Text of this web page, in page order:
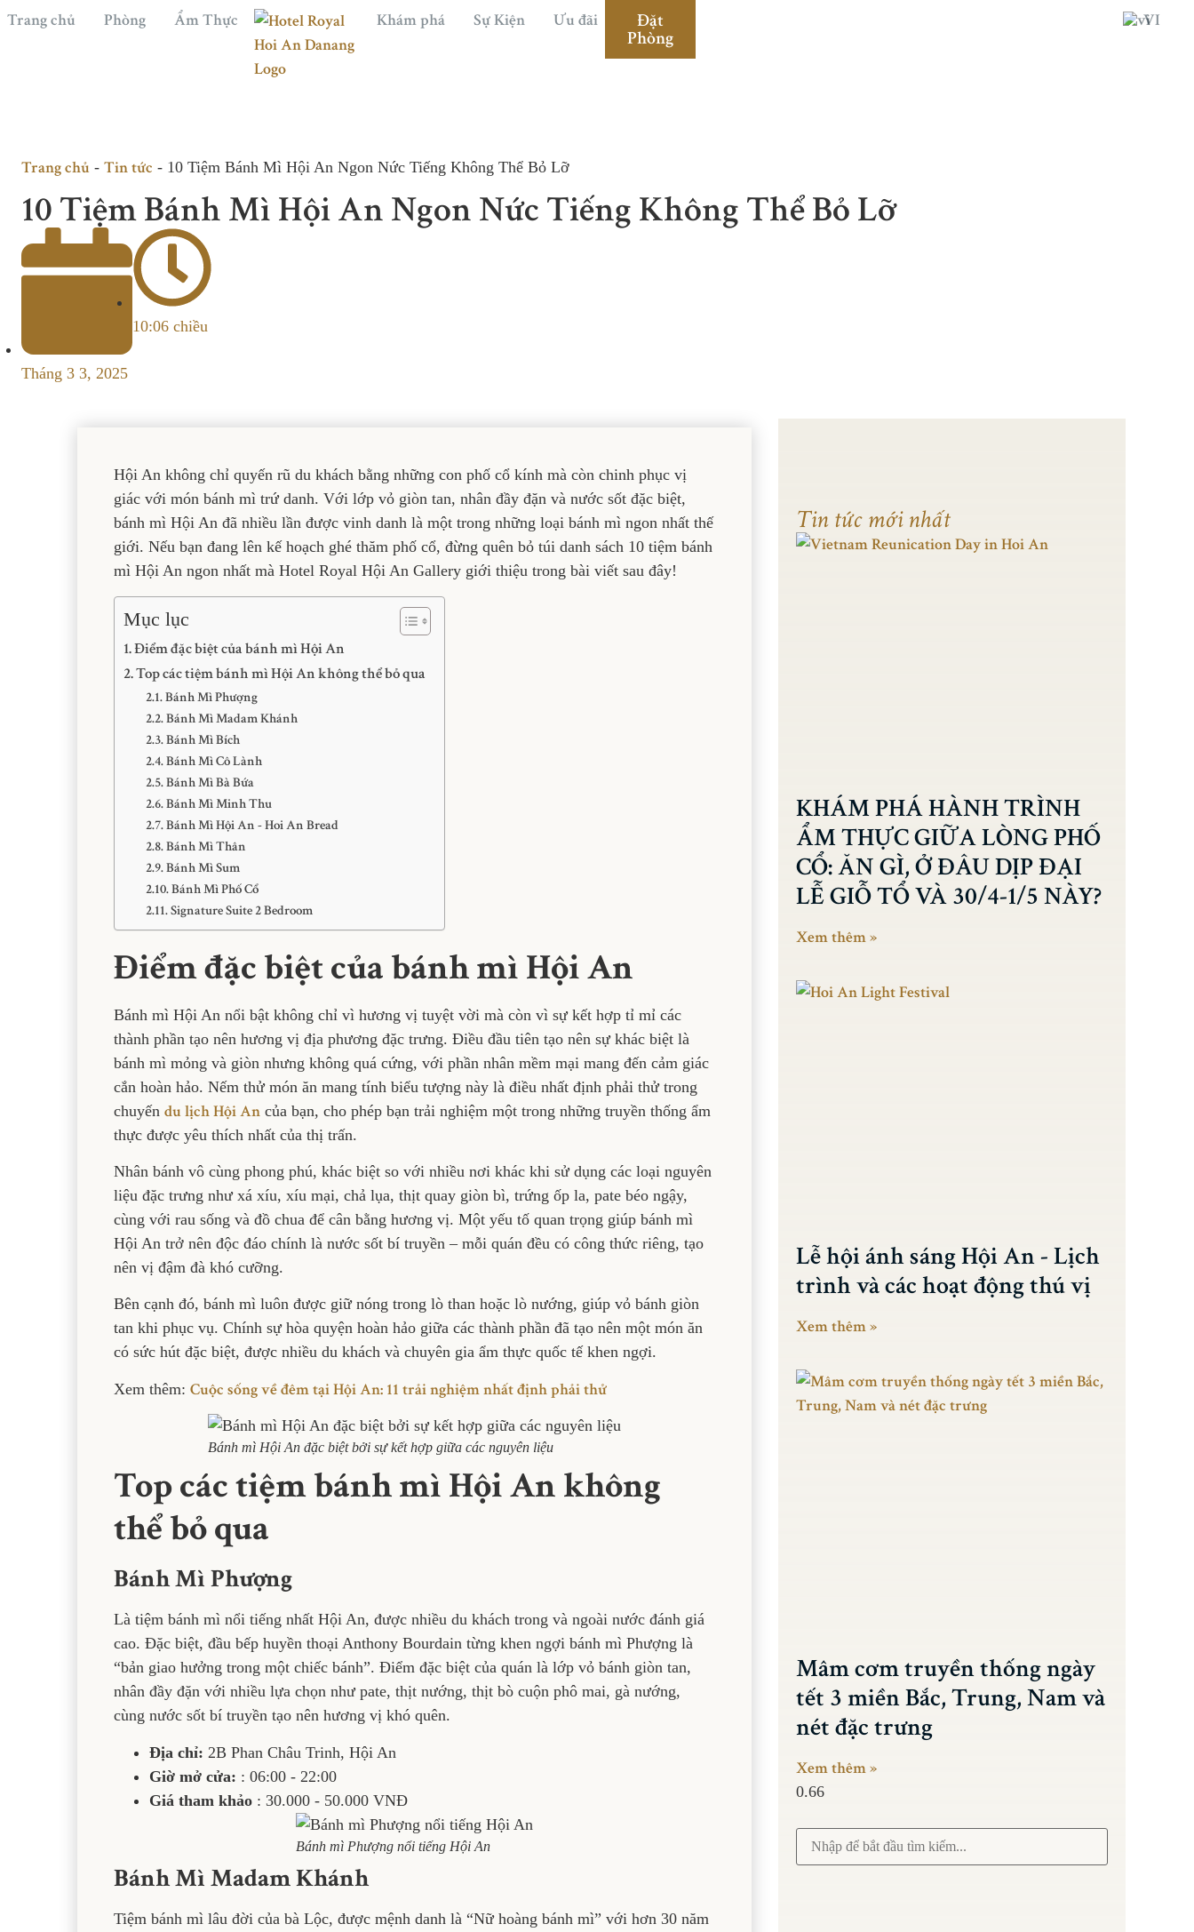
Trang chủ Phòng Ẩm Thực Khám phá Sự Kiện Ưu đãi Đặt
Phòng
VI
Trang chủ - Tin tức - 10 Tiệm Bánh Mì Hội An Ngon Nức Tiếng Không Thể Bỏ Lỡ
10 Tiệm Bánh Mì Hội An Ngon Nức Tiếng Không Thể Bỏ Lỡ
Tháng 3 3, 2025
10:06 chiều
Hội An không chỉ quyến rũ du khách bằng những con phố cổ kính mà còn chinh phục vị
giác với món bánh mì trứ danh. Với lớp vỏ giòn tan, nhân đầy đặn và nước sốt đặc biệt,
bánh mì Hội An đã nhiều lần được vinh danh là một trong những loại bánh mì ngon nhất thế
giới. Nếu bạn đang lên kế hoạch ghé thăm phố cổ, đừng quên bỏ túi danh sách 10 tiệm bánh
mì Hội An ngon nhất mà Hotel Royal Hội An Gallery giới thiệu trong bài viết sau đây!
Mục lục
Điểm đặc biệt của bánh mì Hội An
Top các tiệm bánh mì Hội An không thể bỏ qua
Bánh Mì Phượng
Bánh Mì Madam Khánh
Bánh Mì Bích
Bánh Mì Cô Lành
Bánh Mì Bà Bứa
Bánh Mì Minh Thu
Bánh Mì Hội An - Hoi An Bread
Bánh Mì Thân
Bánh Mì Sum
Bánh Mì Phố Cổ
Signature Suite 2 Bedroom
Điểm đặc biệt của bánh mì Hội An
Bánh mì Hội An nổi bật không chỉ vì hương vị tuyệt vời mà còn vì sự kết hợp tỉ mỉ các
thành phần tạo nên hương vị địa phương đặc trưng. Điều đầu tiên tạo nên sự khác biệt là
bánh mì mỏng và giòn nhưng không quá cứng, với phần nhân mềm mại mang đến cảm giác
cắn hoàn hảo. Nếm thử món ăn mang tính biểu tượng này là điều nhất định phải thử trong
chuyến du lịch Hội An của bạn, cho phép bạn trải nghiệm một trong những truyền thống ẩm
thực được yêu thích nhất của thị trấn.
Nhân bánh vô cùng phong phú, khác biệt so với nhiều nơi khác khi sử dụng các loại nguyên
liệu đặc trưng như xá xíu, xíu mại, chả lụa, thịt quay giòn bì, trứng ốp la, pate béo ngậy,
cùng với rau sống và đồ chua để cân bằng hương vị. Một yếu tố quan trọng giúp bánh mì
Hội An trở nên độc đáo chính là nước sốt bí truyền – mỗi quán đều có công thức riêng, tạo
nên vị đậm đà khó cưỡng.
Bên cạnh đó, bánh mì luôn được giữ nóng trong lò than hoặc lò nướng, giúp vỏ bánh giòn
tan khi phục vụ. Chính sự hòa quyện hoàn hảo giữa các thành phần đã tạo nên một món ăn
có sức hút đặc biệt, được nhiều du khách và chuyên gia ẩm thực quốc tế khen ngợi.
Xem thêm: Cuộc sống về đêm tại Hội An: 11 trải nghiệm nhất định phải thử
Bánh mì Hội An đặc biệt bởi sự kết hợp giữa các nguyên liệu
Top các tiệm bánh mì Hội An không
thể bỏ qua
Bánh Mì Phượng
Là tiệm bánh mì nổi tiếng nhất Hội An, được nhiều du khách trong và ngoài nước đánh giá
cao. Đặc biệt, đầu bếp huyền thoại Anthony Bourdain từng khen ngợi bánh mì Phượng là
“bản giao hưởng trong một chiếc bánh”. Điểm đặc biệt của quán là lớp vỏ bánh giòn tan,
nhân đầy đặn với nhiều lựa chọn như pate, thịt nướng, thịt bò cuộn phô mai, gà nướng,
cùng nước sốt bí truyền tạo nên hương vị khó quên.
Địa chỉ: 2B Phan Châu Trinh, Hội An
Giờ mở cửa: : 06:00 - 22:00
Giá tham khảo: 30.000 - 50.000 VNĐ
Bánh mì Phượng nổi tiếng Hội An
Bánh Mì Madam Khánh
Tiệm bánh mì lâu đời của bà Lộc, được mệnh danh là “Nữ hoàng bánh mì” với hơn 30 năm
Tin tức mới nhất
KHÁM PHÁ HÀNH TRÌNH
ẨM THỰC GIỮA LÒNG PHỐ
CỔ: ĂN GÌ, Ở ĐÂU DỊP ĐẠI
LỄ GIỖ TỔ VÀ 30/4-1/5 NÀY?
Xem thêm »
Lễ hội ánh sáng Hội An - Lịch
trình và các hoạt động thú vị
Xem thêm »
Mâm cơm truyền thống ngày
tết 3 miền Bắc, Trung, Nam và
nét đặc trưng
Xem thêm »